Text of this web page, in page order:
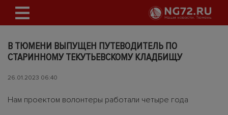
В ТЮМЕНИ ВЫПУЩЕН ПУТЕВОДИТЕЛЬ ПО
СТАРИННОМУ ТЕКУТЬЕВСКОМУ КЛАДБИЩУ
26.01.2023 06:40
Нам проектом волонтеры работали четыре года